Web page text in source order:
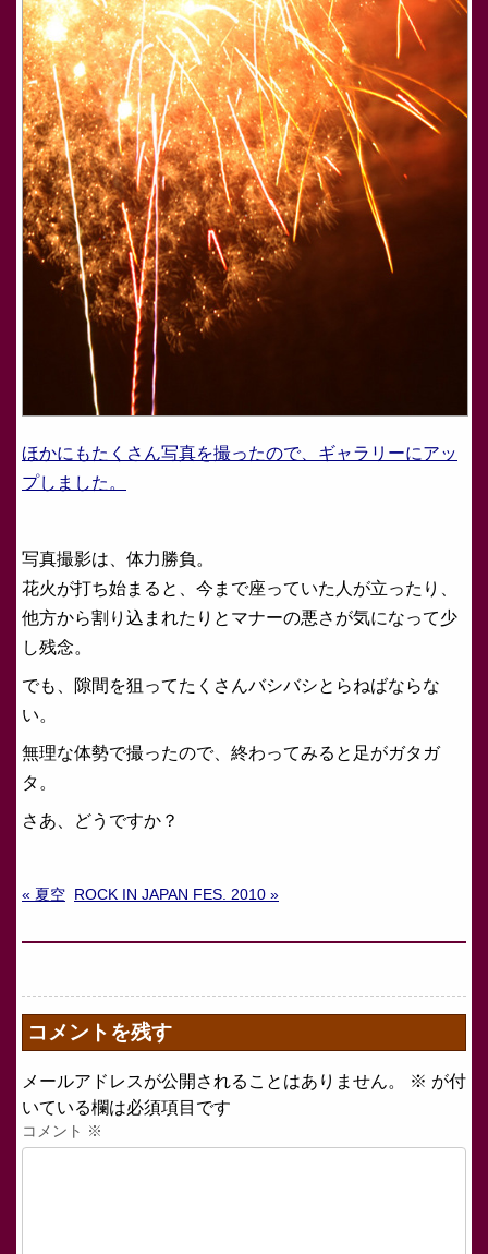
ほかにもたくさん写真を撮ったので、ギャラリーにアッ
プしました。
写真撮影は、体力勝負。
花火が打ち始まると、今まで座っていた人が立ったり、
他方から割り込まれたりとマナーの悪さが気になって少
し残念。
でも、隙間を狙ってたくさんバシバシとらねばならな
い。
無理な体勢で撮ったので、終わってみると足がガタガ
タ。
さあ、どうですか？
« 夏空 ROCK IN JAPAN FES. 2010 »
コメントを残す
メールアドレスが公開されることはありません。 ※ が付
いている欄は必須項目です
コメント ※